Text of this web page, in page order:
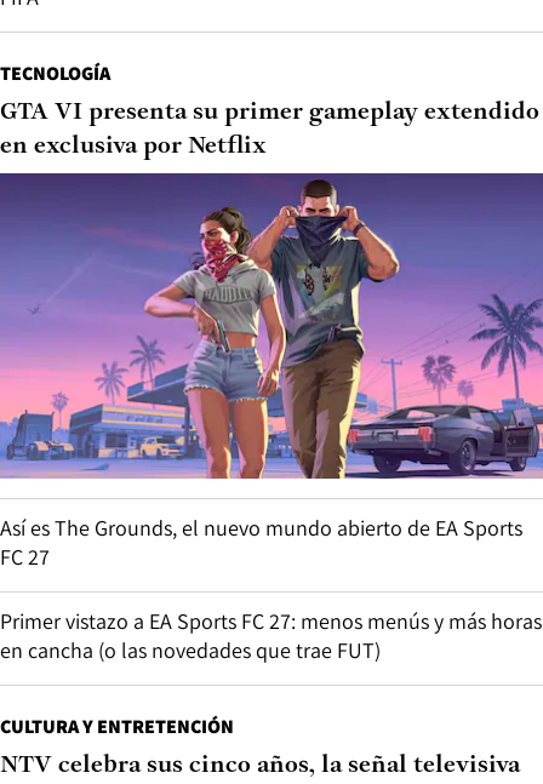
TECNOLOGÍA
GTA VI presenta su primer gameplay extendido
en exclusiva por Netflix
Así es The Grounds, el nuevo mundo abierto de EA Sports
FC 27
Primer vistazo a EA Sports FC 27: menos menús y más horas
en cancha (o las novedades que trae FUT)
CULTURA Y ENTRETENCIÓN
NTV celebra sus cinco años, la señal televisiva